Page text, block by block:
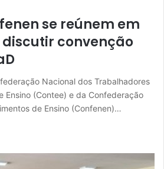
se reúnem em
convenção
Nacional dos Trabalhadores
Ensino (Contee) e da Confederação
de Ensino (Confenen)…